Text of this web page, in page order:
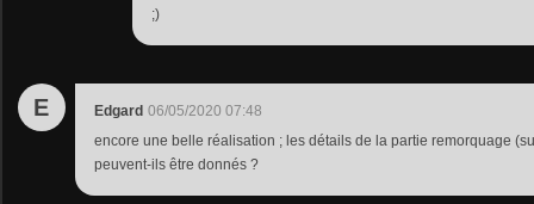
;)
E Edgard 06/05/2020 07:48
encore une belle réalisation ; les détails de la partie remorquage
peuvent-ils être donnés ?